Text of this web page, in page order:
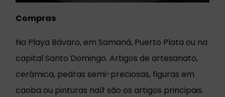
Compras
Na Playa Bávaro, em Samaná, Puerto Plata ou na
capital Santo Domingo. Artigos de artesanato,
cerâmica, pedras semi-preciosas, figuras em
caoba ou pinturas naíf são os artigos principais.